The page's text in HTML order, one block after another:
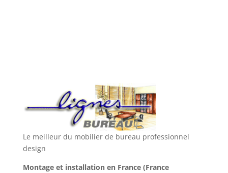
Le meilleur du mobilier de bureau professionnel
design
Montage et installation en France (France